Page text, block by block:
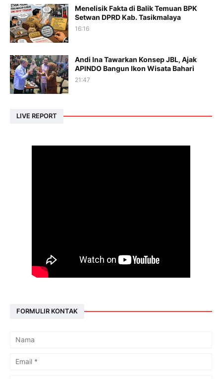
Menelisik Fakta di Balik Temuan BPK
Setwan DPRD Kab. Tasikmalaya
16:16
Andi Ina Tawarkan Konsep JBL, Ajak
APINDO Bangun Ikon Wisata Bahari
21:47
LIVE REPORT
FORMULIR KONTAK